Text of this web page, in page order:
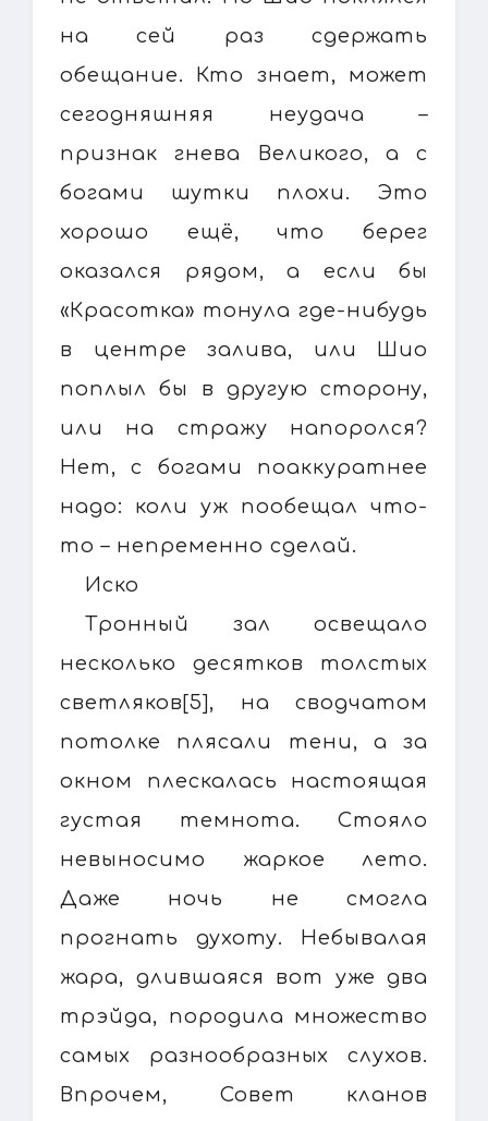
на сей раз сдержать
обещание. Кто знает, может
сегодняшняя неудача –
признак гнева Великого, а с
богами шутки плохи. Это
хорошо ещё, что берег
оказался рядом, а если бы
«Красотка» тонула где-нибудь
в центре залива, или Шио
поплыл бы в другую сторону,
или на стражу напоролся?
Нет, с богами поаккуратнее
надо: коли уж пообещал что-
то – непременно сделай.
Иско
Тронный зал освещало
несколько десятков толстых
светляков[5], на сводчатом
потолке плясали тени, а за
окном плескалась настоящая
густая темнота. Стояло
невыносимо жаркое лето.
Даже ночь не смогла
прогнать духоту. Небывалая
жара, длившаяся вот уже два
трэйда, породила множество
самых разнообразных слухов.
Впрочем, Совет кланов